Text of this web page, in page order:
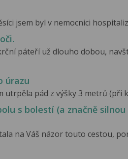
jsem byl v nemocnici
páteří už dlouho dobou,
úrazu
utrpěla pád z výšky 3 metrů (při
s bolestí (a značně
na Váš názor touto cestou,